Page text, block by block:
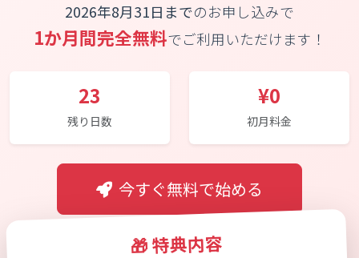
2026年8月31日までのお申し込みで
1か月間完全無料でご利用いただけます！
23
残り日数
¥0
初月料金
今すぐ無料で始める
🎁 特典内容